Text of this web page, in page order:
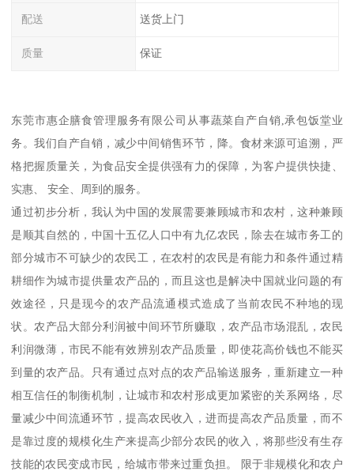
配送 送货上门
质量 保证
东莞市惠企膳食管理服务有限公司从事蔬菜自产自销,承包饭堂业
务。我们自产自销，减少中间销售环节，降。食材来源可追溯，严
格把握质量关，为食品安全提供强有力的保障，为客户提供快捷、
实惠、 安全、周到的服务。
通过初步分析，我认为中国的发展需要兼顾城市和农村，这种兼顾
是顺其自然的，中国十五亿人口中有九亿农民，除去在城市务工的
部分城市不可缺少的农民工，在农村的农民是有能力和条件通过精
耕细作为城市提供量农产品的，而且这也是解决中国就业问题的有
效途径，只是现今的农产品流通模式造成了当前农民不种地的现
状。农产品大部分利润被中间环节所赚取，农产品市场混乱，农民
利润微薄，市民不能有效辨别农产品质量，即使花高价钱也不能买
到量的农产品。只有通过点对点的农产品输送服务，重新建立一种
相互信任的制衡机制，让城市和农村形成更加紧密的关系网络，尽
量减少中间流通环节，提高农民收入，进而提高农产品质量，而不
是靠过度的规模化生产来提高少部分农民的收入，将那些没有生存
技能的农民变成市民，给城市带来过重负担。 限于非规模化和农户